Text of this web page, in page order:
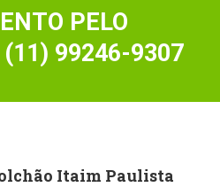
PELO
99246-9307
Itaim Paulista